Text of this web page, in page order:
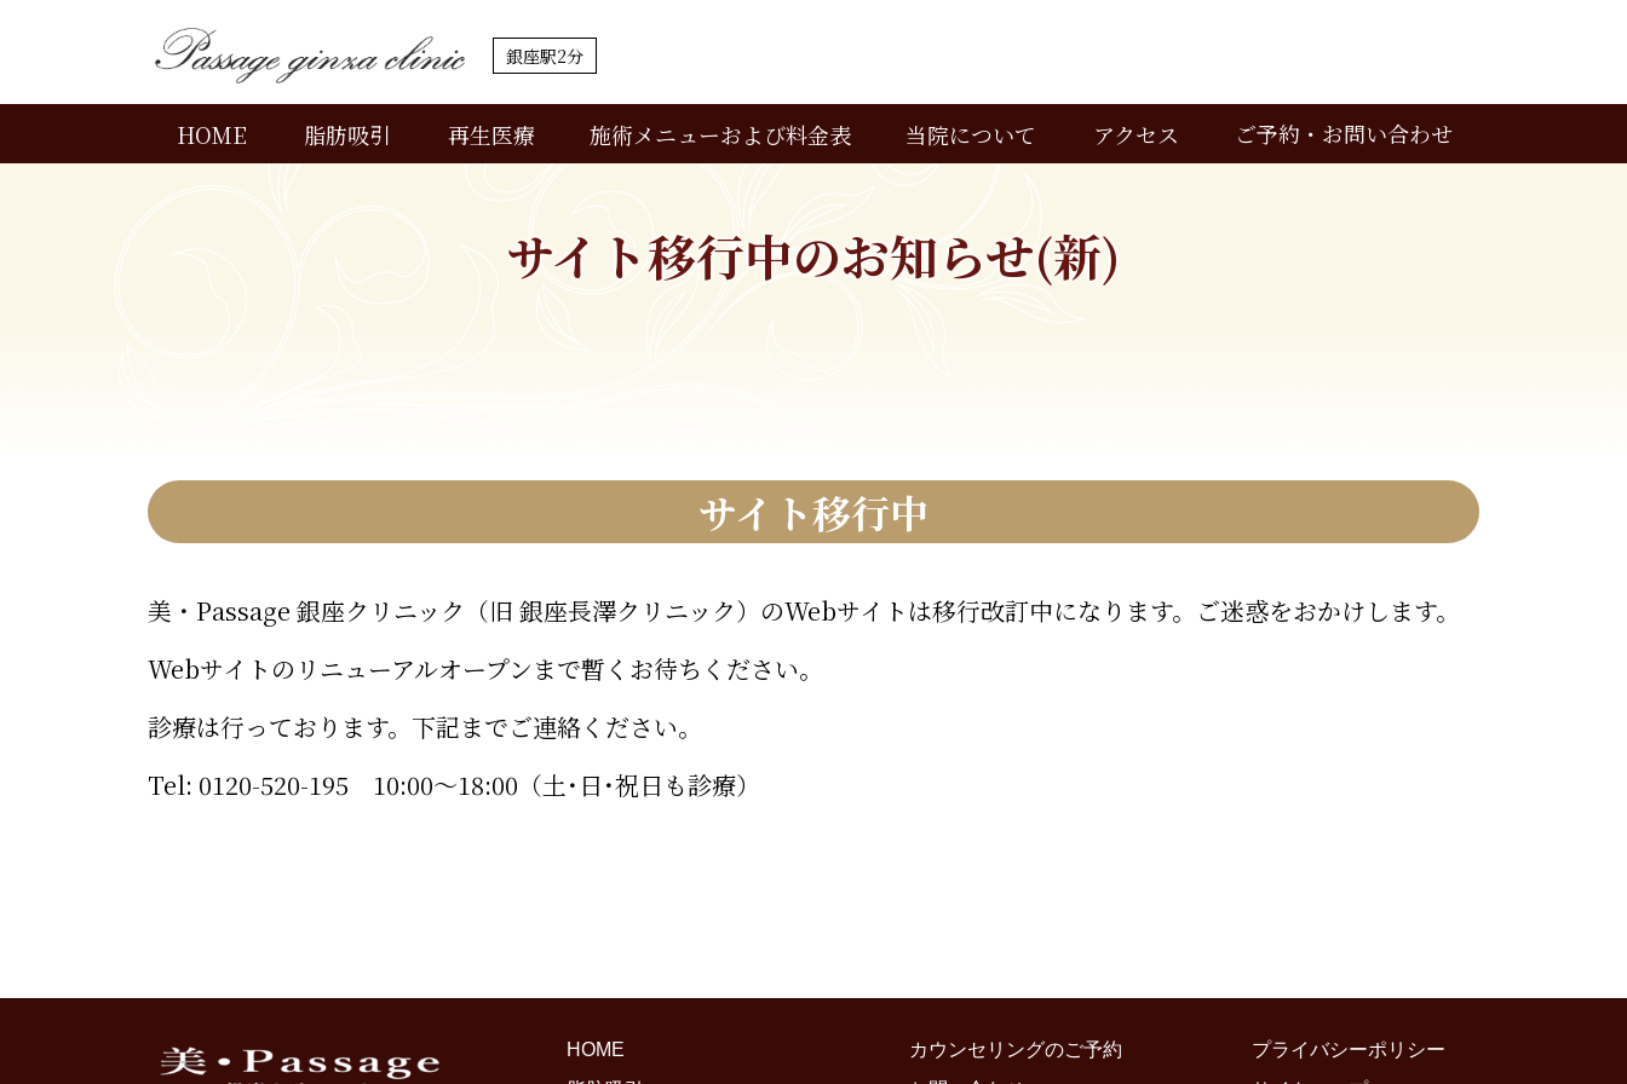
銀座駅2分
HOME 脂肪吸引 再生医療 施術メニューおよび料金表
当院について
アクセス
ご予約・お問い合わせ
サイト移行中のお知らせ(新)
サイト移行中
美・Passage 銀座クリニック（旧 銀座長澤クリニック）のWebサイトは移行改訂中になります。ご迷惑をおかけします。
Webサイトのリニューアルオープンまで暫くお待ちください。
診療は行っております。下記までご連絡ください。
Tel: 0120-520-195 10:00～18:00（土･日･祝日も診療）
HOME
カウンセリングのご予約
プライバシーポリシー